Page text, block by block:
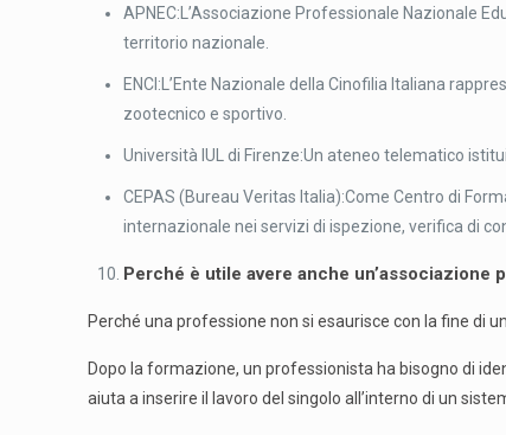
APNEC:L’Associazione Professionale Nazionale
territorio nazionale.
ENCI:L’Ente Nazionale della Cinofilia Italiana
zootecnico e sportivo.
Università IUL di Firenze:Un ateneo telematico
CEPAS (Bureau Veritas Italia):Come Centro di
internazionale nei servizi di ispezione, verifica di
Perché è utile avere anche un’associazione
Perché una professione non si esaurisce con la fine di
Dopo la formazione, un professionista ha bisogno di
aiuta a inserire il lavoro del singolo all’interno di un